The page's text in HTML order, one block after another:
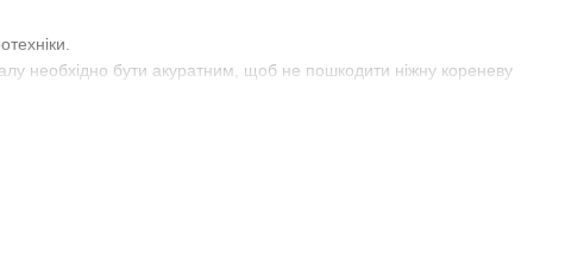
необхідно бути акуратним, щоб не пошкодити ніжну кореневу